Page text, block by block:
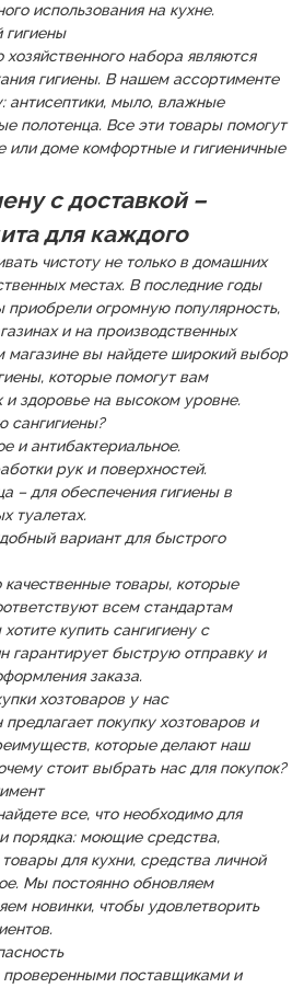
использования на кухне.
гигиены
набора являются
гигиены. В нашем ассортименте
антисептики, мыло, влажные
полотенца. Все эти товары помогут
или доме комфортные и гигиеничные
с доставкой –
для каждого
чистоту не только в домашних
местах. В последние годы
приобрели огромную популярность,
и на производственных
магазине вы найдете широкий выбор
которые помогут вам
и здоровье на высоком уровне.
сангигиены?
и антибактериальное.
рук и поверхностей.
– для обеспечения гигиены в
туалетах.
вариант для быстрого
товары, которые
всем стандартам
купить сангигиену с
гарантирует быструю отправку и
заказа.
хозтоваров у нас
покупку хозтоваров и
которые делают наш
стоит выбрать нас для покупок?
все, что необходимо для
порядка: моющие средства,
для кухни, средства личной
Мы постоянно обновляем
новинки, чтобы удовлетворить
поставщиками и